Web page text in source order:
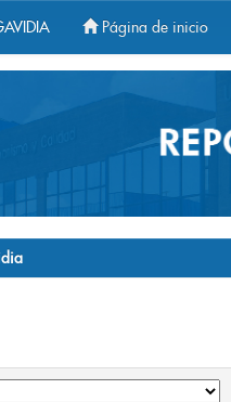
Página de inicio